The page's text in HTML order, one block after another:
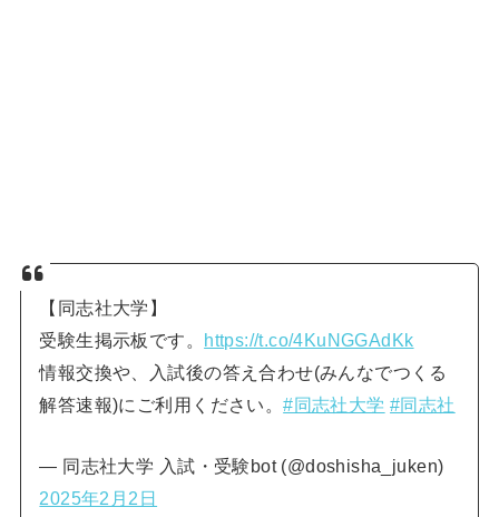
【同志社大学】
受験生掲示板です。 https://t.co/4KuNGGAdKk
情報交換や、入試後の答え合わせ(みんなでつくる
解答速報)にご利用ください。#同志社大学 #同志社
— 同志社大学 入試・受験bot (@doshisha_juken)
2025年2月2日